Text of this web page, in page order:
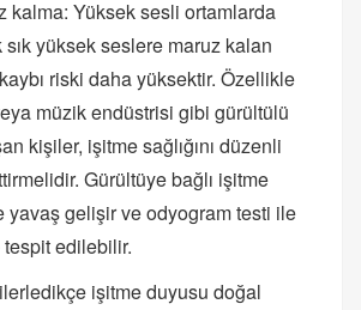
kalma: Yüksek sesli ortamlarda
sık yüksek seslere maruz kalan
riski daha yüksektir. Özellikle
müzik endüstrisi gibi gürültülü
kişiler, işitme sağlığını düzenli
Gürültüye bağlı işitme
yavaş gelişir ve odyogram testi ile
edilebilir.
işitme duyusu doğal